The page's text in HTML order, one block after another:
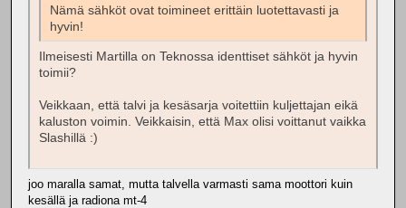
Nämä sähköt ovat toimineet erittäin luotettavasti ja
hyvin!
Ilmeisesti Martilla on Teknossa identtiset sähköt ja hyvin
toimii?
Veikkaan, että talvi ja kesäsarja voitettiin kuljettajan eikä
kaluston voimin. Veikkaisin, että Max olisi voittanut vaikka
Slashillä :)
joo maralla samat, mutta talvella varmasti sama moottori kuin
kesällä ja radiona mt-4